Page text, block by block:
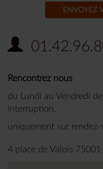
ENVOYEZ
Rencontrez nous
du Lundi au Vendredi
interruption,
uniquement sur rendez-
4 place de Valois 75001